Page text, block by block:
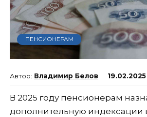
ПЕНСИОНЕРАМ
Владимир Белов
В 2025 году пенсионерам
дополнительную индексации